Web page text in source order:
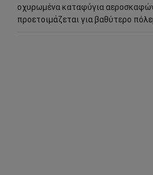
οχυρωμένα καταφύγια
προετοιμάζεται για βαθύτερο